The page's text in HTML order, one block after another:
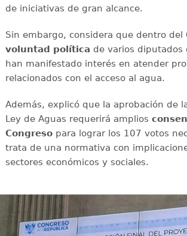
de iniciativas de gran alcance.
Sin embargo, considera que dentro del
voluntad política de varios diputados
han manifestado interés en atender
relacionados con el acceso al agua.
Además, explicó que la aprobación de
Ley de Aguas requerirá amplios
Congresopara lograr los 107 votos
trata de una normativa con
sectores económicos y sociales.